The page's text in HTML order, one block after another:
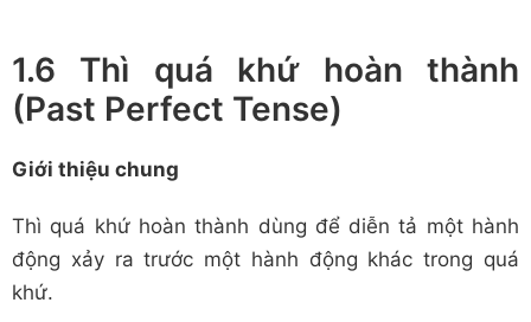
1.6 Thì quá khứ hoàn thành
(Past Perfect Tense)
Giới thiệu chung
Thì quá khứ hoàn thành dùng để diễn tả một hành
động xảy ra trước một hành động khác trong quá
khứ.